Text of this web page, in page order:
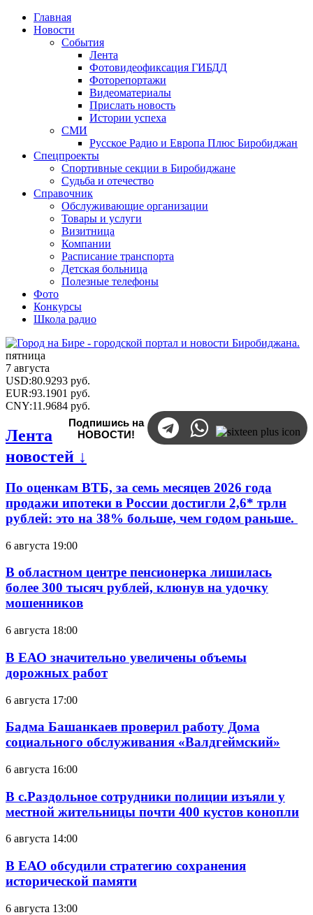
Главная
Новости
События
Лента
Фотовидеофиксация ГИБДД
Фоторепортажи
Видеоматериалы
Прислать новость
Истории успеха
СМИ
Русское Радио и Европа Плюс Биробиджан
Спецпроекты
Спортивные секции в Биробиджане
Судьба и отечество
Справочник
Обслуживающие организации
Товары и услуги
Визитница
Компании
Расписание транспорта
Детская больница
Полезные телефоны
Фото
Конкурсы
Школа радио
пятница
7 августа
USD:80.9293 руб.
EUR:93.1901 руб.
CNY:11.9684 руб.
Подпишись на
НОВОСТИ!
Лента
новостей ↓
По оценкам ВТБ, за семь месяцев 2026 года
продажи ипотеки в России достигли 2,6* трлн
рублей: это на 38% больше, чем годом раньше.
6 августа 19:00
В областном центре пенсионерка лишилась
более 300 тысяч рублей, клюнув на удочку
мошенников
6 августа 18:00
В ЕАО значительно увеличены объемы
дорожных работ
6 августа 17:00
Бадма Башанкаев проверил работу Дома
социального обслуживания «Валдгеймский»
6 августа 16:00
В с.Раздольное сотрудники полиции изъяли у
местной жительницы почти 400 кустов конопли
6 августа 14:00
В ЕАО обсудили стратегию сохранения
исторической памяти
6 августа 13:00